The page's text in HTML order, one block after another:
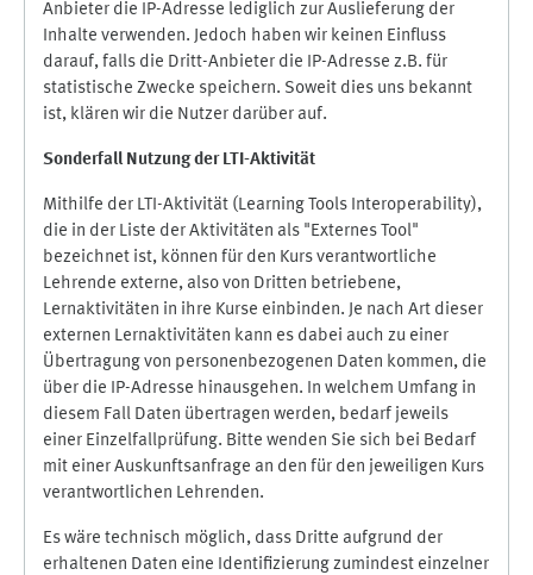
Anbieter die IP-Adresse lediglich zur Auslieferung der
Inhalte verwenden. Jedoch haben wir keinen Einfluss
darauf, falls die Dritt-Anbieter die IP-Adresse z.B. für
statistische Zwecke speichern. Soweit dies uns bekannt
ist, klären wir die Nutzer darüber auf.
Sonderfall Nutzung der LTI-Aktivität
Mithilfe der LTI-Aktivität (Learning Tools Interoperability),
die in der Liste der Aktivitäten als "Externes Tool"
bezeichnet ist, können für den Kurs verantwortliche
Lehrende externe, also von Dritten betriebene,
Lernaktivitäten in ihre Kurse einbinden. Je nach Art dieser
externen Lernaktivitäten kann es dabei auch zu einer
Übertragung von personenbezogenen Daten kommen, die
über die IP-Adresse hinausgehen. In welchem Umfang in
diesem Fall Daten übertragen werden, bedarf jeweils
einer Einzelfallprüfung. Bitte wenden Sie sich bei Bedarf
mit einer Auskunftsanfrage an den für den jeweiligen Kurs
verantwortlichen Lehrenden.
Es wäre technisch möglich, dass Dritte aufgrund der
erhaltenen Daten eine Identifizierung zumindest einzelner